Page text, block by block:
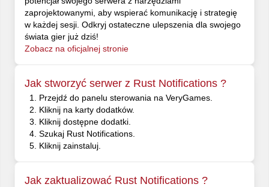
zaprojektowanymi, aby wspierać komunikację i strategię
w każdej sesji. Odkryj ostateczne ulepszenia dla swojego
świata gier już dziś!
Zobacz na oficjalnej stronie
Jak stworzyć serwer z Rust Notifications ?
Przejdź do panelu sterowania na VeryGames.
Kliknij na karty dodatków.
Kliknij dostępne dodatki.
Szukaj Rust Notifications.
Kliknij zainstaluj.
Jak zaktualizować Rust Notifications ?